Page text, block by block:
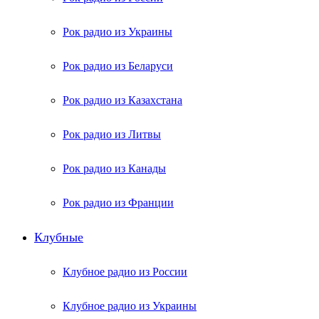
Рок радио из Украины
Рок радио из Беларуси
Рок радио из Казахстана
Рок радио из Литвы
Рок радио из Канады
Рок радио из Франции
Клубные
Клубное радио из России
Клубное радио из Украины